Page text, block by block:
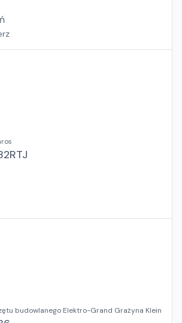
sprzętu budowlanego Elektro-Grand Grażyna Klein